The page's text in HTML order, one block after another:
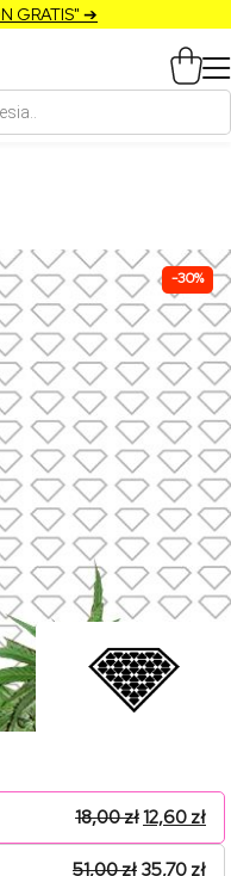
GRATIS" ➔
-30%
18,00zł12,60 zł
51,00zł 35,70 zł